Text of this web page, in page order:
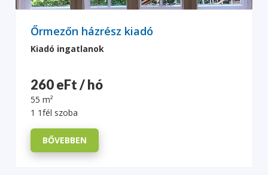
Őrmezőn házrész kiadó
Kiadó ingatlanok
260 eFt / hó
55 m²
1 1fél szoba
BŐVEBBEN